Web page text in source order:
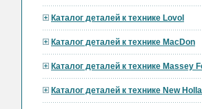
Каталог деталей к технике Lovol
Каталог деталей к технике MacDon
Каталог деталей к технике Massey
Каталог деталей к технике New